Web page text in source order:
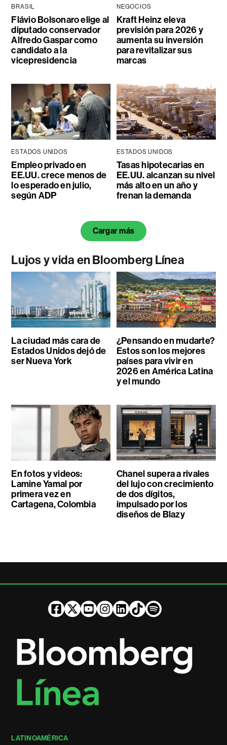
BRASIL
Flávio Bolsonaro elige al
diputado conservador
Alfredo Gaspar como
candidato a la
vicepresidencia
NEGOCIOS
Kraft Heinz eleva
previsión para 2026 y
aumenta su inversión
para revitalizar sus
marcas
ESTADOS UNIDOS
Empleo privado en
EE.UU. crece menos de
lo esperado en julio,
según ADP
ESTADOS UNIDOS
Tasas hipotecarias en
EE.UU. alcanzan su nivel
más alto en un año y
frenan la demanda
Cargar más
Lujos y vida en Bloomberg Línea
La ciudad más cara de
Estados Unidos dejó de
ser Nueva York
¿Pensando en mudarte?
Estos son los mejores
países para vivir en
2026 en América Latina
y el mundo
En fotos y videos:
Lamine Yamal por
primera vez en
Cartagena, Colombia
Chanel supera a rivales
del lujo con crecimiento
de dos dígitos,
impulsado por los
diseños de Blazy
LATINOAMÉRICA